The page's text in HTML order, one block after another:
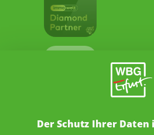
Der Schutz Ihrer